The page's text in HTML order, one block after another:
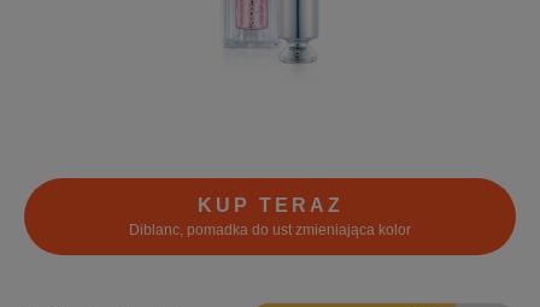
KUP TERAZ
Diblanc, pomadka do ust zmieniająca kolor